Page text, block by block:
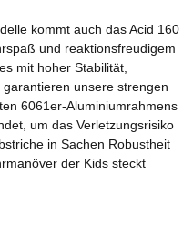
kommt auch das Acid 160
und reaktionsfreudigem
mit hoher Stabilität,
unsere strengen
6061er-Aluminiumrahmens
um das Verletzungsrisiko
in Sachen Robustheit
der Kids steckt